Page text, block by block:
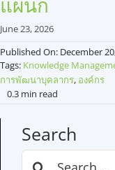
แผนก
June 23, 2026
Published On: December
Tags: Knowledge
การพัฒนาบุคลากร, องค์กร
0.3 min read
Search
Search